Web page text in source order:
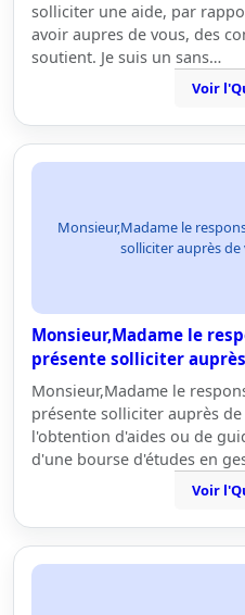
solliciter une aide, par
avoir aupres de vous, des
soutient. Je suis un sans…
Voir
Monsieur,Madame le
solliciter auprès
Monsieur,Madame le
présente solliciter
Monsieur,Madame le
présente solliciter auprès
l'obtention d'aides ou de
d'une bourse d'études en
Voir